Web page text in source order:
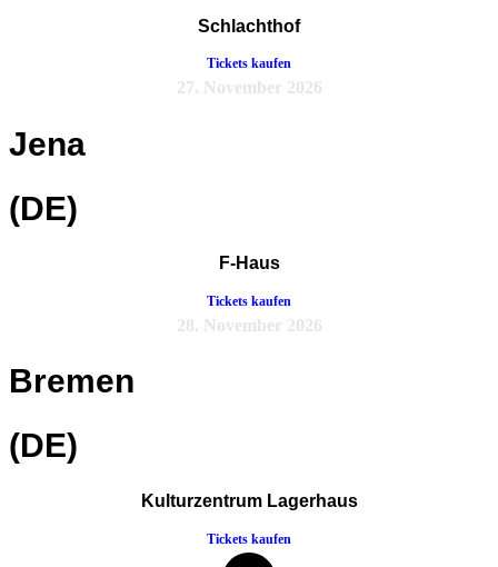
Schlachthof
Tickets kaufen
27. November 2026
Jena
(DE)
F-Haus
Tickets kaufen
28. November 2026
Bremen
(DE)
Kulturzentrum Lagerhaus
Tickets kaufen